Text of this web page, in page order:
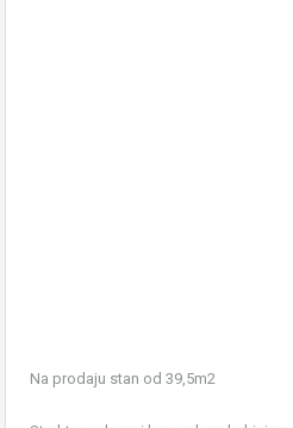
Na prodaju stan od 39,5m2